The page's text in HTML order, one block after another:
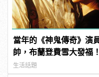
當年的《神鬼傳奇》演
帥，布蘭登費雪大發福！
生活話題